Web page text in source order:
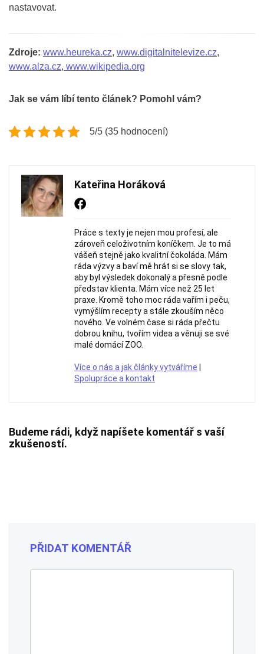
nastavovat.
Zdroje: www.heureka.cz, www.digitalnitelevize.cz,
www.alza.cz, www.wikipedia.org
Jak se vám líbí tento článek? Pomohl vám?
5/5 (35 hodnocení)
Kateřina Horáková
Práce s texty je nejen mou profesí, ale
zároveň celoživotním koníčkem. Je to má
vášeň stejně jako kvalitní čokoláda. Mám
ráda výzvy a baví mě hrát si se slovy tak,
aby byl výsledek dokonalý a přesně podle
představ klienta. Mám více než 25 let
praxe. Kromě toho moc ráda vařím i peču,
vymýšlím recepty a stále zkouším něco
nového. Ve volném čase si ráda přečtu
dobrou knihu, tvořím videa a věnuji se své
malé domácí ZOO.
Více o nás a jak články vytváříme
Spolupráce a kontakt
Budeme rádi, když napíšete komentář s vaší
zkušeností.
PŘIDAT KOMENTÁŘ